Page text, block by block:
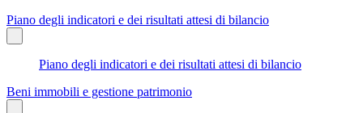
Piano degli indicatori e dei risultati attesi di bilancio
Piano degli indicatori e dei risultati attesi di bilancio
Beni immobili e gestione patrimonio